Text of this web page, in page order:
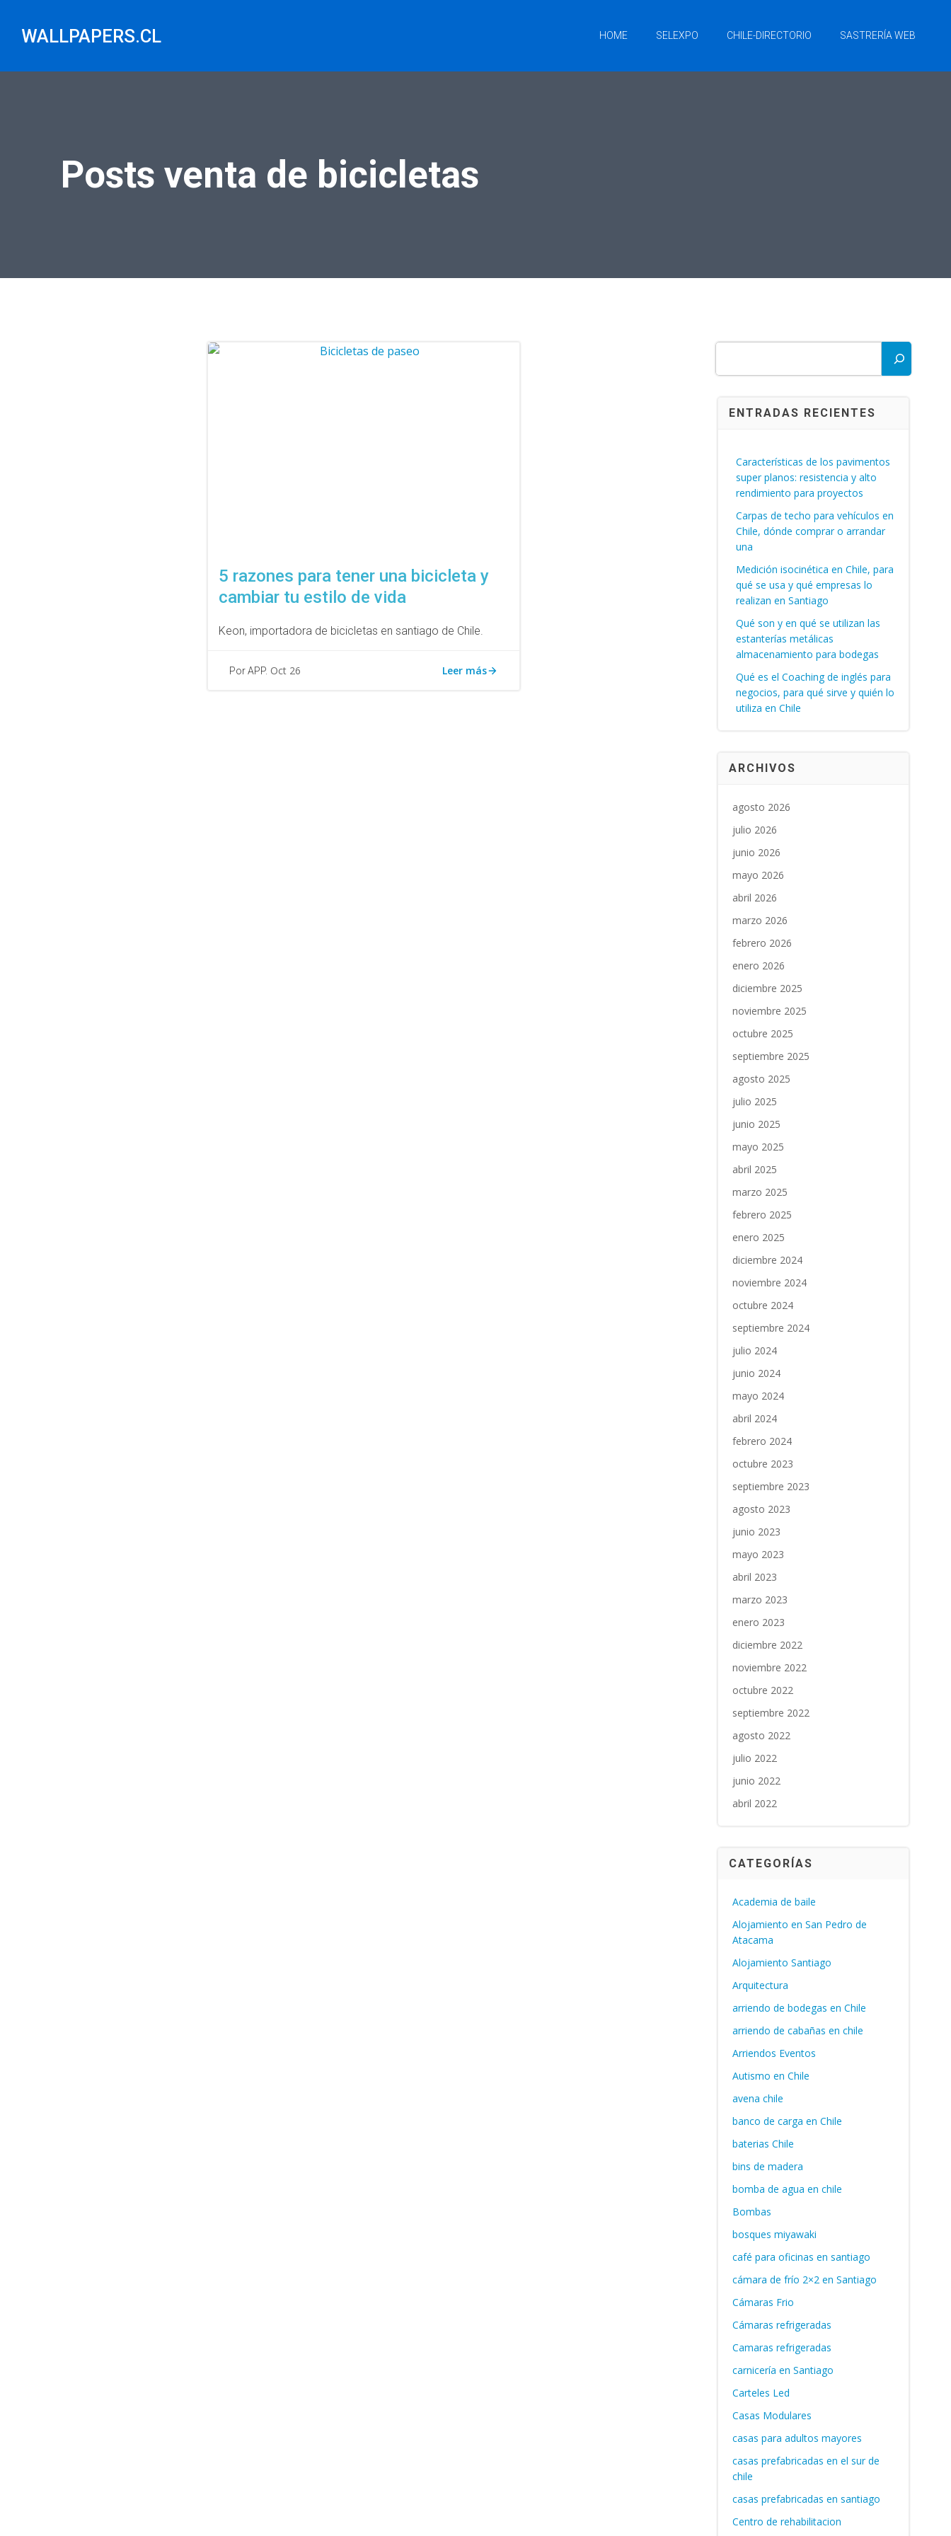
contenido
WALLPAPERS.CL HOME SELEXPO CHILE-DIRECTORIO SASTRERÍA WEB
Posts venta de bicicletas
5 razones para tener una bicicleta y
cambiar tu estilo de vida
Keon, importadora de bicicletas en santiago de Chile.
Por APP. Oct 26 Leer más
ENTRADAS RECIENTES
Características de los pavimentos
super planos: resistencia y alto
rendimiento para proyectos
Carpas de techo para vehículos en
Chile, dónde comprar o arrandar
una
Medición isocinética en Chile, para
qué se usa y qué empresas lo
realizan en Santiago
Qué son y en qué se utilizan las
estanterías metálicas
almacenamiento para bodegas
Qué es el Coaching de inglés para
negocios, para qué sirve y quién lo
utiliza en Chile
ARCHIVOS
agosto 2026
julio 2026
junio 2026
mayo 2026
abril 2026
marzo 2026
febrero 2026
enero 2026
diciembre 2025
noviembre 2025
octubre 2025
septiembre 2025
agosto 2025
julio 2025
junio 2025
mayo 2025
abril 2025
marzo 2025
febrero 2025
enero 2025
diciembre 2024
noviembre 2024
octubre 2024
septiembre 2024
julio 2024
junio 2024
mayo 2024
abril 2024
febrero 2024
octubre 2023
septiembre 2023
agosto 2023
junio 2023
mayo 2023
abril 2023
marzo 2023
enero 2023
diciembre 2022
noviembre 2022
octubre 2022
septiembre 2022
agosto 2022
julio 2022
junio 2022
abril 2022
CATEGORÍAS
Academia de baile
Alojamiento en San Pedro de
Atacama
Alojamiento Santiago
Arquitectura
arriendo de bodegas en Chile
arriendo de cabañas en chile
Arriendos Eventos
Autismo en Chile
avena chile
banco de carga en Chile
baterias Chile
bins de madera
bomba de agua en chile
Bombas
bosques miyawaki
café para oficinas en santiago
cámara de frío 2×2 en Santiago
Cámaras Frio
Cámaras refrigeradas
Camaras refrigeradas
carnicería en Santiago
Carteles Led
Casas Modulares
casas para adultos mayores
casas prefabricadas en el sur de
chile
casas prefabricadas en santiago
Centro de rehabilitacion